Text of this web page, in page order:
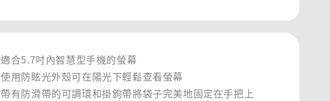
適合5.7吋內智慧型手機的螢幕
使用防眩光外殼可在陽光下輕鬆查看螢幕
帶有防滑帶的可調環和掛鉤帶將袋子完美地固定在手把上